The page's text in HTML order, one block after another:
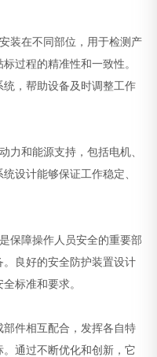
在不同部位，用于检测产
过程的精准性和一致性。
，帮助设备及时调整工作
和能源支持，包括电机、
设计能够保证工作稳定、
障操作人员安全的重要部
良好的安全防护装置设计
标准和要求。
件相互配合，发挥各自特
通过不断优化和创新，它